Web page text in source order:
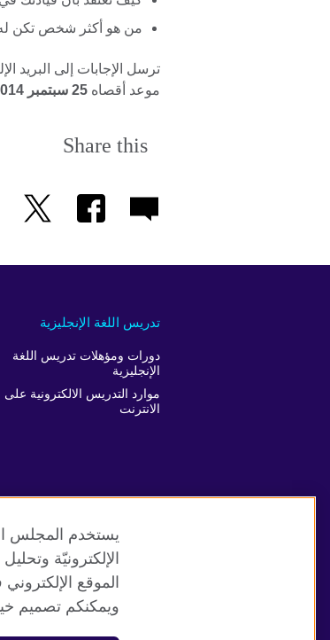
من هو أكثر شخص تكن له
ترسل الإجابات إلى البريد
موعد أقصاه 25 سبتمبر 2014.
Share this
تدريس اللغة الإنجليزية
دورات ومؤهلات تدريس اللغة
الإنجليزية
موارد التدريس الالكترونية
الانترنت
موقع المجلس الثقافي
يستخدم المجلس
الإلكترونيّة
الموقع
ويمكنكم تصميم